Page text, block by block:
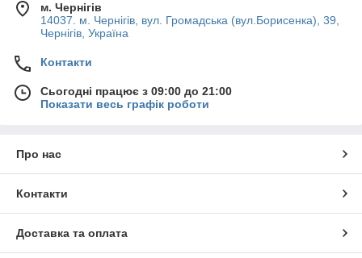
м. Чернігів
14037. м. Чернігів, вул. Громадська (вул.Борисенка), 39,
Чернігів, Україна
Контакти
Сьогодні працює з 09:00 до 21:00
Показати весь графік роботи
Про нас
Контакти
Доставка та оплата